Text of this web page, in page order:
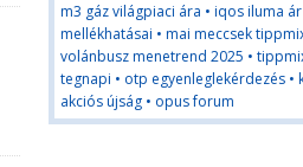
m3 gáz világpiaci ára • iqos iluma ár
mellékhatásai • mai meccsek
volánbusz menetrend 2025 •
tegnapi • otp egyenleglekérdezés •
akciós újság • opus forum